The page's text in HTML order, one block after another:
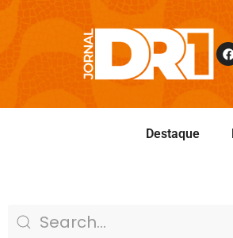
Destaque